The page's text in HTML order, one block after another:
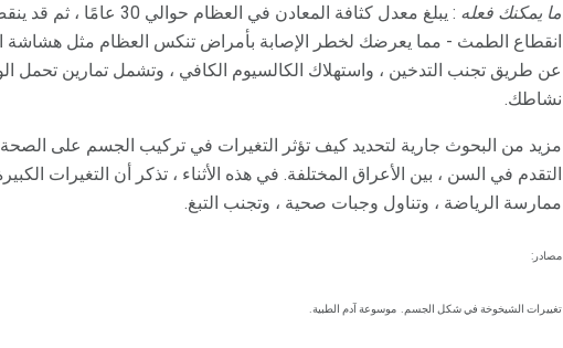
ما يمكنك فعله
: يبلغ معدل كثافة المعادن
انقطاع الطمث - مما يعرضك لخطر الإصابة بأمراض تنكس العظام مثل هشاشة
عن طريق تجنب التدخين ، واستهلاك الكالسيوم الكافي ، وتشمل تمارين
نشاطك.
مزيد من البحوث جارية لتحديد كيف تؤثر التغيرات في تركيب الجسم على
التقدم في السن ، بين الأعراق المختلفة. في هذه الأثناء ، تذكر أن التغيرات
ممارسة الرياضة ، وتناول وجبات صحية ، وتجنب التبغ.
مصادر:
تغييرات الشيخوخة في شكل الجسم. موسوعة آدم الطبية.